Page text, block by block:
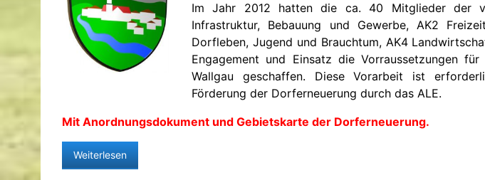
Im Jahr 2012 hatten die ca. 40 Mitglieder der
Infrastruktur, Bebauung und Gewerbe, AK2
Dorfleben, Jugend und Brauchtum, AK4
Engagement und Einsatz die Vorraussetzungen
Wallgau geschaffen. Diese Vorarbeit ist
Förderung der Dorferneuerung durch das ALE.
Mit Anordnungsdokument und Gebietskarte der Dorferneuerung.
Weiterlesen